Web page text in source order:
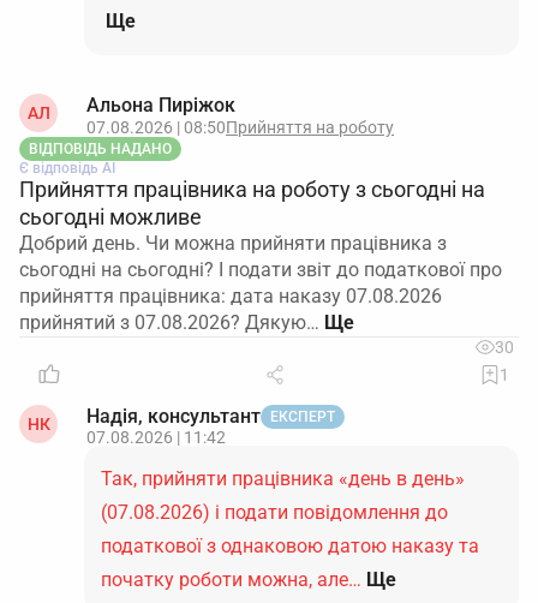
Ще
АЛ Альона Пиріжок
07.08.2026 | 08:50Прийняття на роботу
ВІДПОВІДЬ НАДАНО
Є відповідь АІ
Прийняття працівника на роботу з сьогодні на
сьогодні можливе
Добрий день. Чи можна прийняти працівника з
сьогодні на сьогодні? І подати звіт до податкової про
прийняття працівника: дата наказу 07.08.2026
прийнятий з 07.08.2026? Дякую…
30
1
НК Надія, консультант ЕКСПЕРТ
07.08.2026 | 11:42
Так, прийняти працівника «день в день»
(07.08.2026) і подати повідомлення до
податкової з однаковою датою наказу та
початку роботи можна, але… Ще